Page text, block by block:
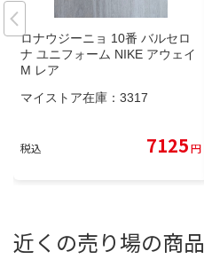
ロナウジーニョ 10番 バルセロ
ナ ユニフォーム NIKE アウェイ
M レア
マイストア在庫： 3317
税込 7125円
近くの売り場の商品